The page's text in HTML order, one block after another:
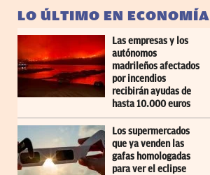
LO ÚLTIMO EN ECONOMÍA
Las empresas y los
autónomos
madrileños afectados
por incendios
recibirán ayudas de
hasta 10.000 euros
Los supermercados
que ya venden las
gafas homologadas
para ver el eclipse